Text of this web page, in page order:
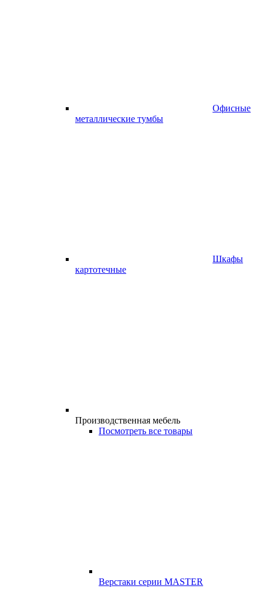
Офисные
металлические тумбы
Шкафы
картотечные
Производственная мебель
Посмотреть все товары
Верстаки серии MASTER